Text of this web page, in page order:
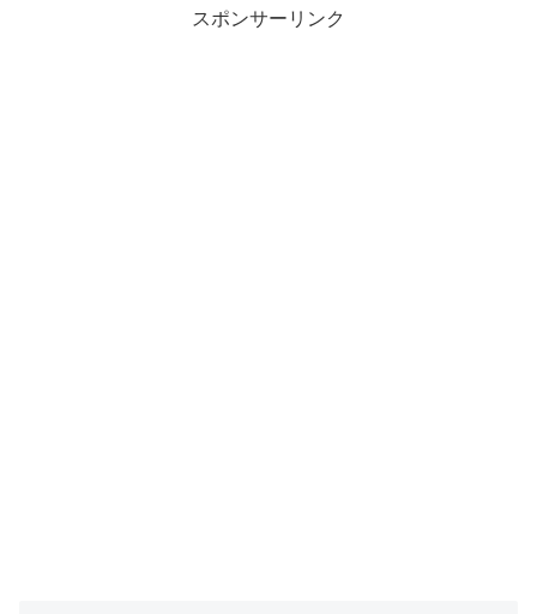
スポンサーリンク